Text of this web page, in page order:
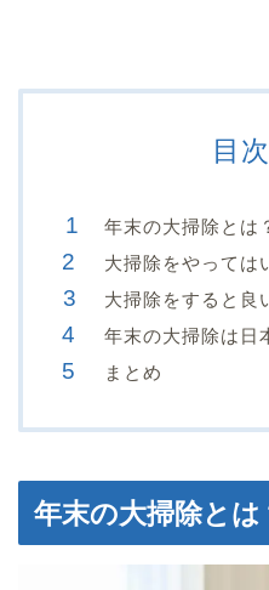
目次
年末の大掃除とは
大掃除をやっては
大掃除をすると良
年末の大掃除は日
まとめ
年末の大掃除とは